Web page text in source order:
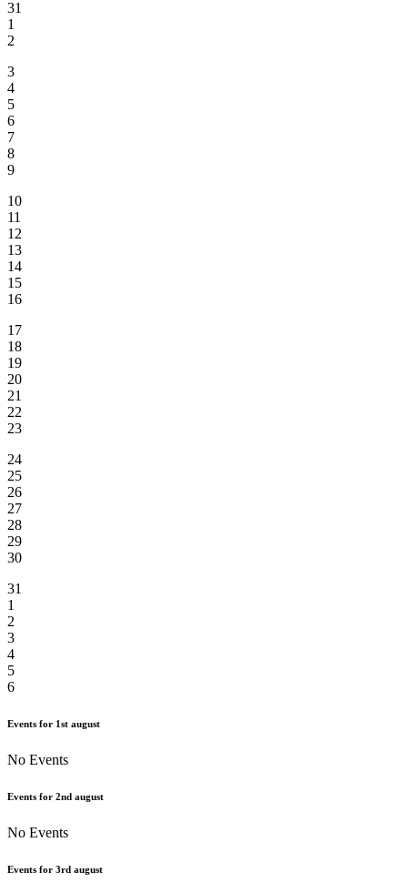
31
1
2
3
4
5
6
7
8
9
10
11
12
13
14
15
16
17
18
19
20
21
22
23
24
25
26
27
28
29
30
31
1
2
3
4
5
6
Events for 1st august
No Events
Events for 2nd august
No Events
Events for 3rd august